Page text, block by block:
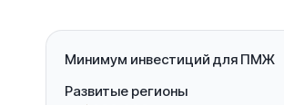
Минимум инвестиций для ПМЖ
Развитые регионы